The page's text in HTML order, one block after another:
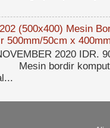
(500x400) Mesin
500mm/50cm x
2020 IDR.
bordir